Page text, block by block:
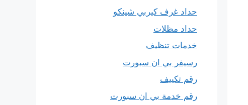
حداد غرف كيربي شينكو
حداد مظلات
خدمات تنظيف
رسيفر بي ان سبورت
رقم تكييف
رقم خدمة بي ان سبورت